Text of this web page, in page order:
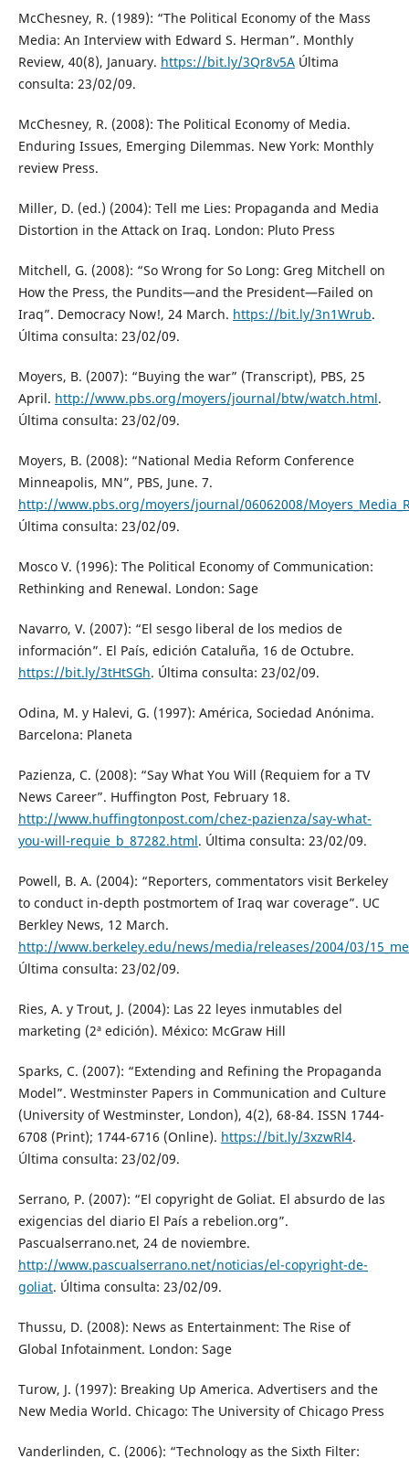
McChesney, R. (1989): “The Political Economy of the Mass
Media: An Interview with Edward S. Herman”. Monthly
Review, 40(8), January. https://bit.ly/3Qr8v5AÚltima
consulta: 23/02/09.
McChesney, R. (2008): The Political Economy of Media.
Enduring Issues, Emerging Dilemmas. New York: Monthly
review Press.
Miller, D. (ed.) (2004): Tell me Lies: Propaganda and Media
Distortion in the Attack on Iraq. London: Pluto Press
Mitchell, G. (2008): “So Wrong for So Long: Greg Mitchell on
How the Press, the Pundits—and the President—Failed on
Iraq”. Democracy Now!, 24 March. https://bit.ly/3n1Wrub.
Última consulta: 23/02/09.
Moyers, B. (2007): “Buying the war” (Transcript), PBS, 25
April. http://www.pbs.org/moyers/journal/btw/watch.html.
Última consulta: 23/02/09.
Moyers, B. (2008): “National Media Reform Conference
Minneapolis, MN”, PBS, June. 7.
http://www.pbs.org/moyers/journal/06062008/
Última consulta: 23/02/09.
Mosco V. (1996): The Political Economy of Communication:
Rethinking and Renewal. London: Sage
Navarro, V. (2007): “El sesgo liberal de los medios de
información”. El País, edición Cataluña, 16 de Octubre.
https://bit.ly/3tHtSGh. Última consulta: 23/02/09.
Odina, M. y Halevi, G. (1997): América, Sociedad Anónima.
Barcelona: Planeta
Pazienza, C. (2008): “Say What You Will (Requiem for a TV
News Career”. Huffington Post, February 18.
http://www.huffingtonpost.com/chez-pazienza/say-what-
you-will-requie_b_87282.html. Última consulta: 23/02/09.
Powell, B. A. (2004): “Reporters, commentators visit Berkeley
to conduct in-depth postmortem of Iraq war coverage”. UC
Berkley News, 12 March.
http://www.berkeley.edu/news/media/releases/2004/03/
Última consulta: 23/02/09.
Ries, A. y Trout, J. (2004): Las 22 leyes inmutables del
marketing (2ª edición). México: McGraw Hill
Sparks, C. (2007): “Extending and Refining the Propaganda
Model”. Westminster Papers in Communication and Culture
(University of Westminster, London), 4(2), 68-84. ISSN 1744-
6708 (Print); 1744-6716 (Online). https://bit.ly/3xzwRl4.
Última consulta: 23/02/09.
Serrano, P. (2007): “El copyright de Goliat. El absurdo de las
exigencias del diario El País a rebelion.org”.
Pascualserrano.net, 24 de noviembre.
http://www.pascualserrano.net/noticias/el-copyright-de-
goliat. Última consulta: 23/02/09.
Thussu, D. (2008): News as Entertainment: The Rise of
Global Infotainment. London: Sage
Turow, J. (1997): Breaking Up America. Advertisers and the
New Media World. Chicago: The University of Chicago Press
Vanderlinden, C. (2006): “Technology as the Sixth Filter: